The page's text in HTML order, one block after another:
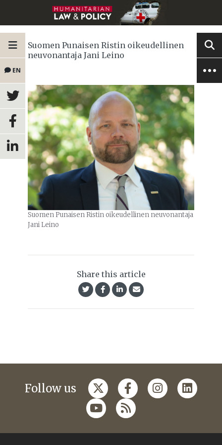
EN
Suomen Punaisen Ristin oikeudellinen
neuvonantaja Jani Leino
Suomen Punaisen Ristin oikeudellinen neuvonantaja
Jani Leino
Share this article
Follow us